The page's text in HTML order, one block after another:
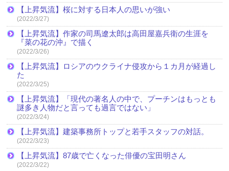
【上昇気流】桜に対する日本人の思いが強い
(2022/3/27)
【上昇気流】作家の司馬遼太郎は高田屋嘉兵衛の生涯を
『菜の花の沖』で描く
(2022/3/26)
【上昇気流】ロシアのウクライナ侵攻から１カ月が経過し
た
(2022/3/25)
【上昇気流】「現代の著名人の中で、プーチンはもっとも
謎多き人物だと言っても過言ではない」
(2022/3/24)
【上昇気流】建築事務所トップと若手スタッフの対話。
(2022/3/23)
【上昇気流】87歳で亡くなった俳優の宝田明さん
(2022/3/22)